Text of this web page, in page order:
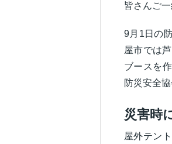
皆さんご
9月1日の
屋市では
ブースを
防災安全
災害時
屋外テン